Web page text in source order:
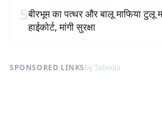
5बीरभूम का पत्थर और बालू माफिया टुलू
हाईकोर्ट, मांगी सुरक्षा
SPONSORED LINKSby Taboola